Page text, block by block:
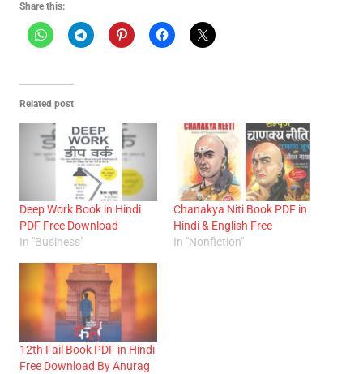
Share this:
Related post
Deep Work Book in Hindi
PDF Free Download
In "Business"
Chanakya Niti Book PDF in
Hindi & English Free
In "Nonfiction"
12th Fail Book PDF in Hindi
Free Download By Anurag